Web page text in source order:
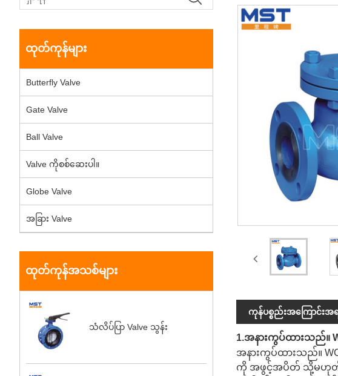
ထုတ်ကုန်များ
Butterfly Valve
Gate Valve
Ball Valve
Valve ကိုစစ်ဆေးပါ။
Globe Valve
အခြား Valve
ထုတ်ကုန်အသစ်များ
သံလိပ်ပြာ Valve သွန်း
ကုန်ပစ္စည်းအကြောင်းအ
1.အနားကွပ်ထားသည်။
အနားကွပ်ထားသည်။
ကို အဖွင့်အပိတ် သို့မဟုတ် အ